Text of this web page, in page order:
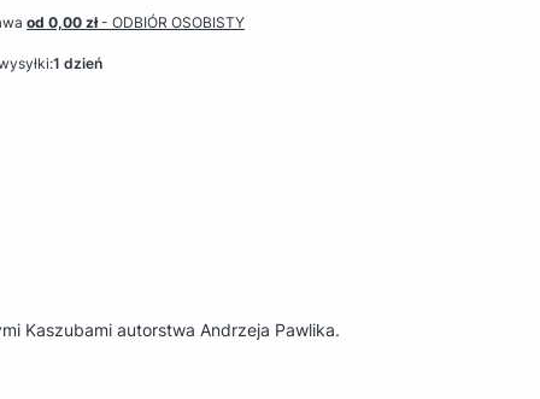
od 0,00 zł- ODBIÓR OSOBISTY
1 dzień
Kaszubami autorstwa Andrzeja Pawlika.